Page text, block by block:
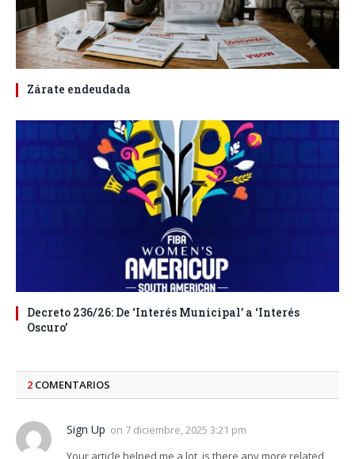
Zárate endeudada
Decreto 236/26: De ‘Interés Municipal’ a ‘Interés
Oscuro’
2 COMENTARIOS
Sign Up on 7 diciembre, 2025 3:21 pm
Your article helped me a lot, is there any more related